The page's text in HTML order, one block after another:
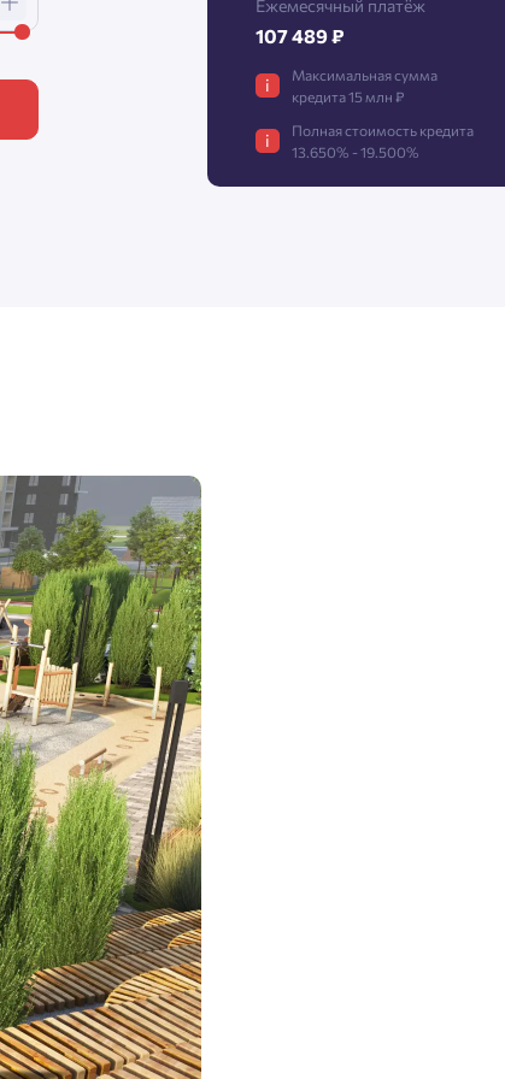
Ежемесячный платёж
107 489 ₽
i
Максимальная сумма
кредита 15 млн ₽
i
Полная стоимость кредита
13.650% - 19.500%
Нажимая кнопку «Отправить», вы даёте согласие на обработку